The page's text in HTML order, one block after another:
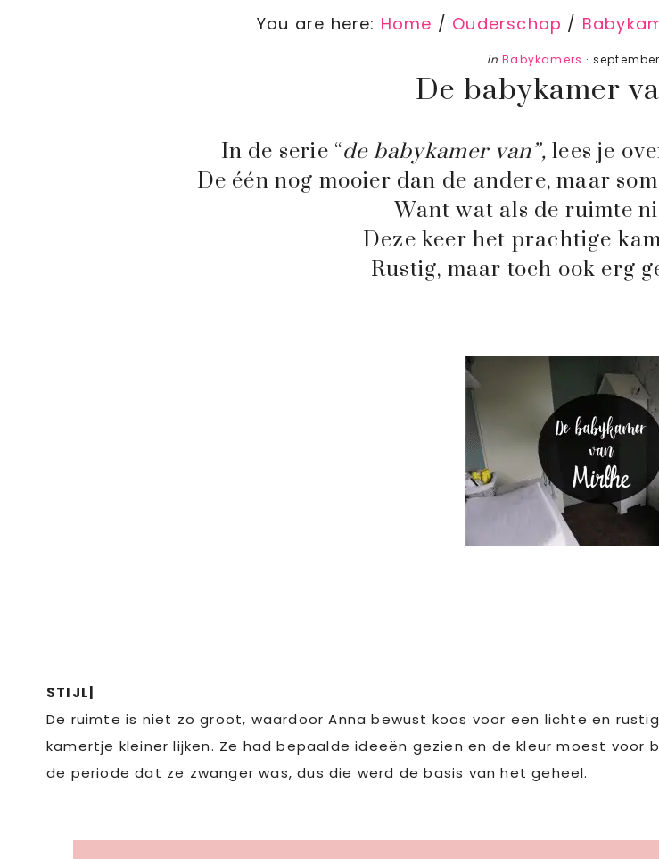
You are here: Home / Ouderschap /
in Babykamers · september
De babykamer
In de serie “de babykamer van”, lees je
De één nog mooier dan de andere, maar
Want wat als de ruimte
Deze keer het prachtige
Rustig, maar toch ook erg
STIJL|
De ruimte is niet zo groot, waardoor Anna bewust koos voor een lichte en
kamertje kleiner lijken. Ze had bepaalde ideeën gezien en de kleur moest
de periode dat ze zwanger was, dus die werd de basis van het geheel.